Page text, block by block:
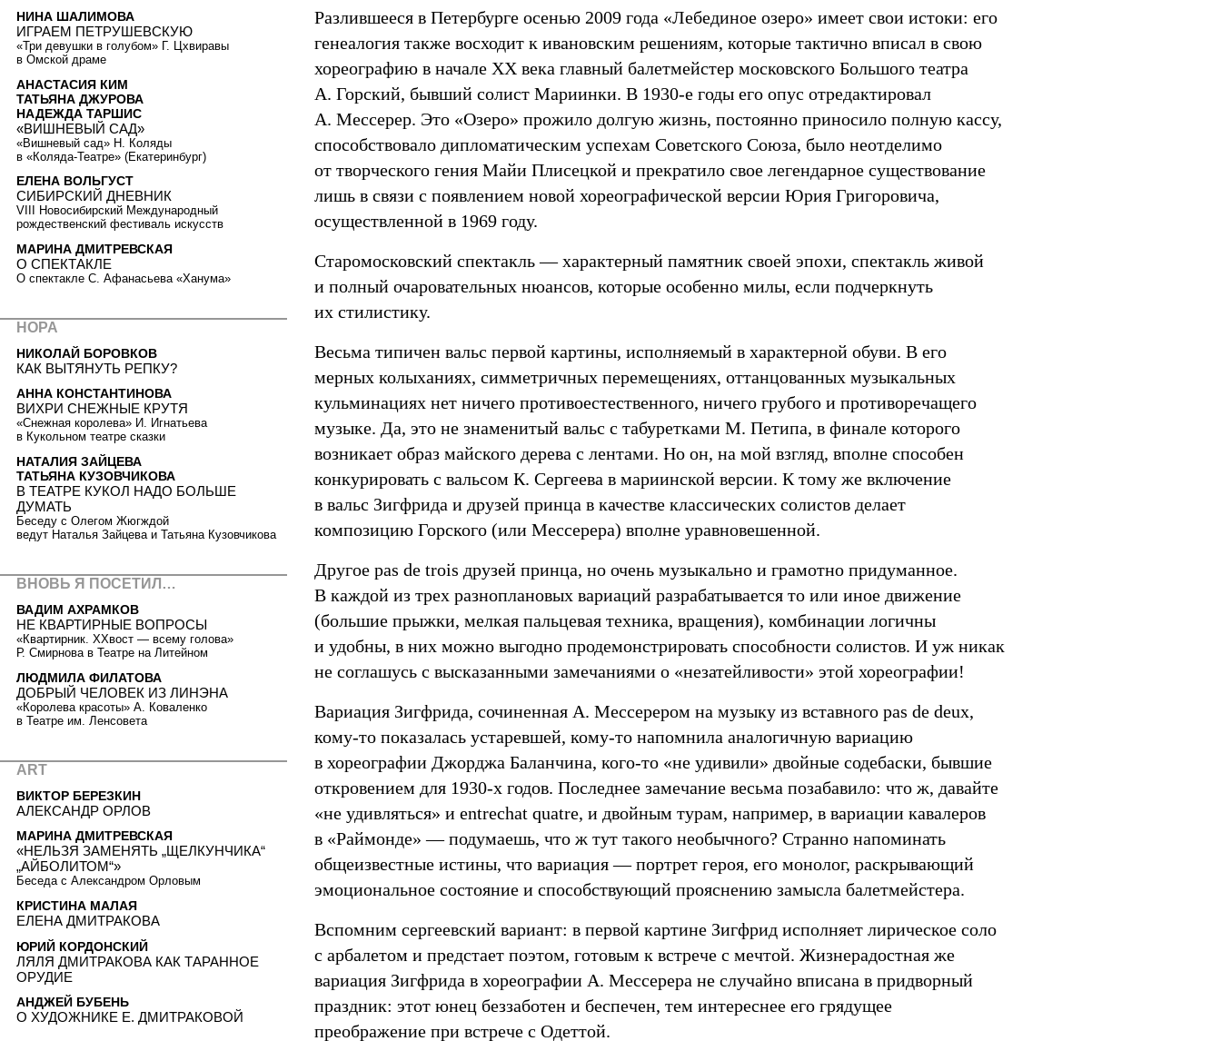
Разлившееся в Петербурге осенью 2009 года «Лебединое озеро» имеет свои истоки: его
генеалогия также восходит к ивановским решениям, которые тактично вписал в свою
хореографию в начале ХХ века главный балетмейстер московского Большого театра
А. Горский, бывший солист Мариинки. В 1930-е годы его опус отредактировал
А. Мессерер. Это «Озеро» прожило долгую жизнь, постоянно приносило полную кассу,
способствовало дипломатическим успехам Советского Союза, было неотделимо
от творческого гения Майи Плисецкой и прекратило свое легендарное существование
лишь в связи с появлением новой хореографической версии Юрия Григоровича,
осуществленной в 1969 году.
Старомосковский спектакль — характерный памятник своей эпохи, спектакль живой
и полный очаровательных нюансов, которые особенно милы, если подчеркнуть
их стилистику.
Весьма типичен вальс первой картины, исполняемый в характерной обуви. В его
мерных колыханиях, симметричных перемещениях, оттанцованных музыкальных
кульминациях нет ничего противоестественного, ничего грубого и противоречащего
музыке. Да, это не знаменитый вальс с табуретками М. Петипа, в финале которого
возникает образ майского дерева с лентами. Но он, на мой взгляд, вполне способен
конкурировать с вальсом К. Сергеева в мариинской версии. К тому же включение
в вальс Зигфрида и друзей принца в качестве классических солистов делает
композицию Горского (или Мессерера) вполне уравновешенной.
Другое pas de trois друзей принца, но очень музыкально и грамотно придуманное.
В каждой из трех разноплановых вариаций разрабатывается то или иное движение
(большие прыжки, мелкая пальцевая техника, вращения), комбинации логичны
и удобны, в них можно выгодно продемонстрировать способности солистов. И уж никак
не соглашусь с высказанными замечаниями о «незатейливости» этой хореографии!
Вариация Зигфрида, сочиненная А. Мессерером на музыку из вставного pas de deux,
кому-то показалась устаревшей, кому-то напомнила аналогичную вариацию
в хореографии Джорджа Баланчина, кого-то «не удивили» двойные содебаски, бывшие
откровением для 1930-х годов. Последнее замечание весьма позабавило: что ж, давайте
«не удивляться» и entrechat quatre, и двойным турам, например, в вариации кавалеров
в «Раймонде» — подумаешь, что ж тут такого необычного? Странно напоминать
общеизвестные истины, что вариация — портрет героя, его монолог, раскрывающий
эмоциональное состояние и способствующий прояснению замысла балетмейстера.
Вспомним сергеевский вариант: в первой картине Зигфрид исполняет лирическое соло
с арбалетом и предстает поэтом, готовым к встрече с мечтой. Жизнерадостная же
вариация Зигфрида в хореографии А. Мессерера не случайно вписана в придворный
праздник: этот юнец беззаботен и беспечен, тем интереснее его грядущее
преображение при встрече с Одеттой.
НИНА ШАЛИМОВА
ИГРАЕМ ПЕТРУШЕВСКУЮ
«Три девушки в голубом» Г. Цхвиравы
в Омской драме
АНАСТАСИЯ КИМ
ТАТЬЯНА ДЖУРОВА
НАДЕЖДА ТАРШИС
«ВИШНЕВЫЙ САД»
«Вишневый сад» Н. Коляды
в «Коляда-Театре» (Екатеринбург)
ЕЛЕНА ВОЛЬГУСТ
СИБИРСКИЙ ДНЕВНИК
VIII Новосибирский Международный
рождественский фестиваль искусств
МАРИНА ДМИТРЕВСКАЯ
О СПЕКТАКЛЕ
О спектакле С. Афанасьева «Ханума»
НОРА
НИКОЛАЙ БОРОВКОВ
КАК ВЫТЯНУТЬ РЕПКУ?
АННА КОНСТАНТИНОВА
ВИХРИ СНЕЖНЫЕ КРУТЯ
«Снежная королева» И. Игнатьева
в Кукольном театре сказки
НАТАЛИЯ ЗАЙЦЕВА
ТАТЬЯНА КУЗОВЧИКОВА
В ТЕАТРЕ КУКОЛ НАДО БОЛЬШЕ
ДУМАТЬ
Беседу с Олегом Жюгждой
ведут Наталья Зайцева и Татьяна Кузовчикова
ВНОВЬ Я ПОСЕТИЛ…
ВАДИМ АХРАМКОВ
НЕ КВАРТИРНЫЕ ВОПРОСЫ
«Квартирник. ХХвост — всему голова»
Р. Смирнова в Театре на Литейном
ЛЮДМИЛА ФИЛАТОВА
ДОБРЫЙ ЧЕЛОВЕК ИЗ ЛИНЭНА
«Королева красоты» А. Коваленко
в Театре им. Ленсовета
ART
ВИКТОР БЕРЕЗКИН
АЛЕКСАНДР ОРЛОВ
МАРИНА ДМИТРЕВСКАЯ
«НЕЛЬЗЯ ЗАМЕНЯТЬ „ЩЕЛКУНЧИКА“
„АЙБОЛИТОМ“»
Беседа с Александром Орловым
КРИСТИНА МАЛАЯ
ЕЛЕНА ДМИТРАКОВА
ЮРИЙ КОРДОНСКИЙ
ЛЯЛЯ ДМИТРАКОВА КАК ТАРАННОЕ
ОРУДИЕ
АНДЖЕЙ БУБЕНЬ
О ХУДОЖНИКЕ Е. ДМИТРАКОВОЙ